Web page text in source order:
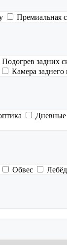
Премиальная
Подогрев задних
Камера заднего
Дневные
Обвес